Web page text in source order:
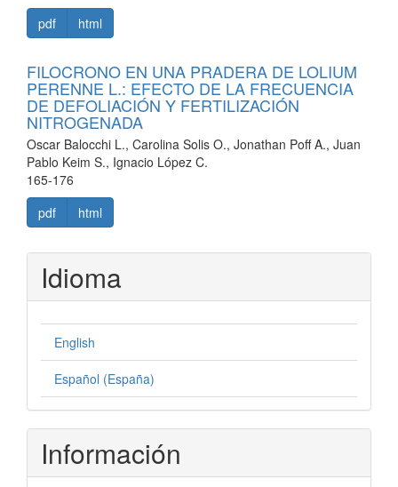
pdf
html
FILOCRONO EN UNA PRADERA DE LOLIUM
PERENNE L.: EFECTO DE LA FRECUENCIA
DE DEFOLIACIÓN Y FERTILIZACIÓN
NITROGENADA
Oscar Balocchi L., Carolina Solis O., Jonathan Poff A., Juan
Pablo Keim S., Ignacio López C.
165-176
pdf
html
Idioma
English
Español (España)
Información